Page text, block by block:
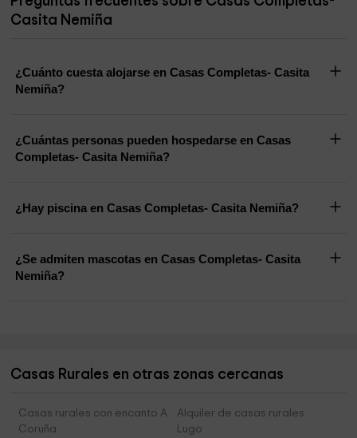
Casita Nemiña
¿Cuánto cuesta alojarse en Casas Completas- Casita
Nemiña?
¿Cuántas personas pueden hospedarse en Casas
Completas- Casita Nemiña?
¿Hay piscina en Casas Completas- Casita Nemiña?
¿Se admiten mascotas en Casas Completas- Casita
Nemiña?
Casas Rurales en otras zonas cercanas
Casas rurales con encanto A
Coruña
Alquiler de casas rurales
Lugo